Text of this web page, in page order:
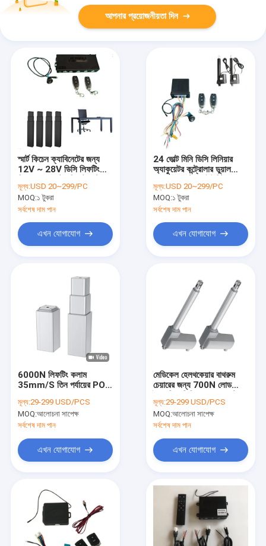
পণ্য
আমাদের সম্পর্কে
আপনার প্রয়োজনীয়তা দিন
স্মার্ট কিচেন ক্যাবিনেটের জন্য
12V ~ 28V ডিসি লিফটিং
কিট
মূল্য:USD 20~299/PC
MOQ:১ টুকরা
সর্বশেষ দাম পান
এখন যোগাযোগ
24 ভোল্ট মিনি ডিসি লিনিয়ার
অ্যাকুয়েটর কন্ট্রোলার ডুয়াল
সুইম স্পা পুল লিফটার
মূল্য:USD 20~299/PC
MOQ:১ টুকরা
সর্বশেষ দাম পান
এখন যোগাযোগ
6000N লিফটিং কলাম
35mm/S তিন পর্যায়ের POT
8.6mm/S
মূল্য:29-299 USD/PCS
MOQ:আলোচনা সাপেক্ষ
সর্বশেষ দাম পান
এখন যোগাযোগ
মেডিকেল হেলথকেয়ার বাথরুম
চেয়ারের জন্য 700N লোড
মূল্য:29-299 USD/PCS
MOQ:আলোচনা সাপেক্ষ
সর্বশেষ দাম পান
এখন যোগাযোগ